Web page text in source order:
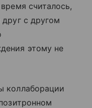
считалось,
с другом
этому не
коллаборации